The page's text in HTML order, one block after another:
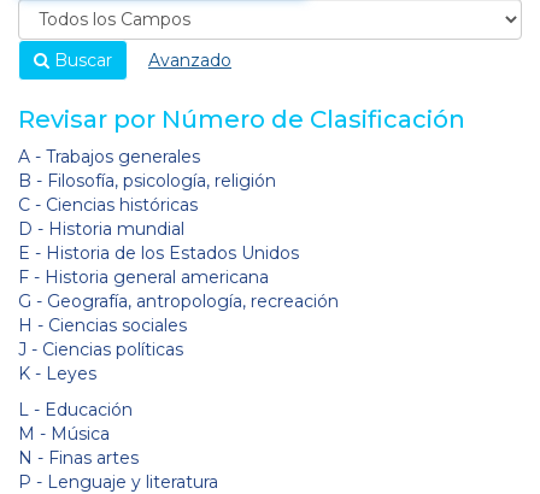
Buscar Avanzado
Revisar por Número de Clasificación
A - Trabajos generales
B - Filosofía, psicología, religión
C - Ciencias históricas
D - Historia mundial
E - Historia de los Estados Unidos
F - Historia general americana
G - Geografía, antropología, recreación
H - Ciencias sociales
J - Ciencias políticas
K - Leyes
L - Educación
M - Música
N - Finas artes
P - Lenguaje y literatura